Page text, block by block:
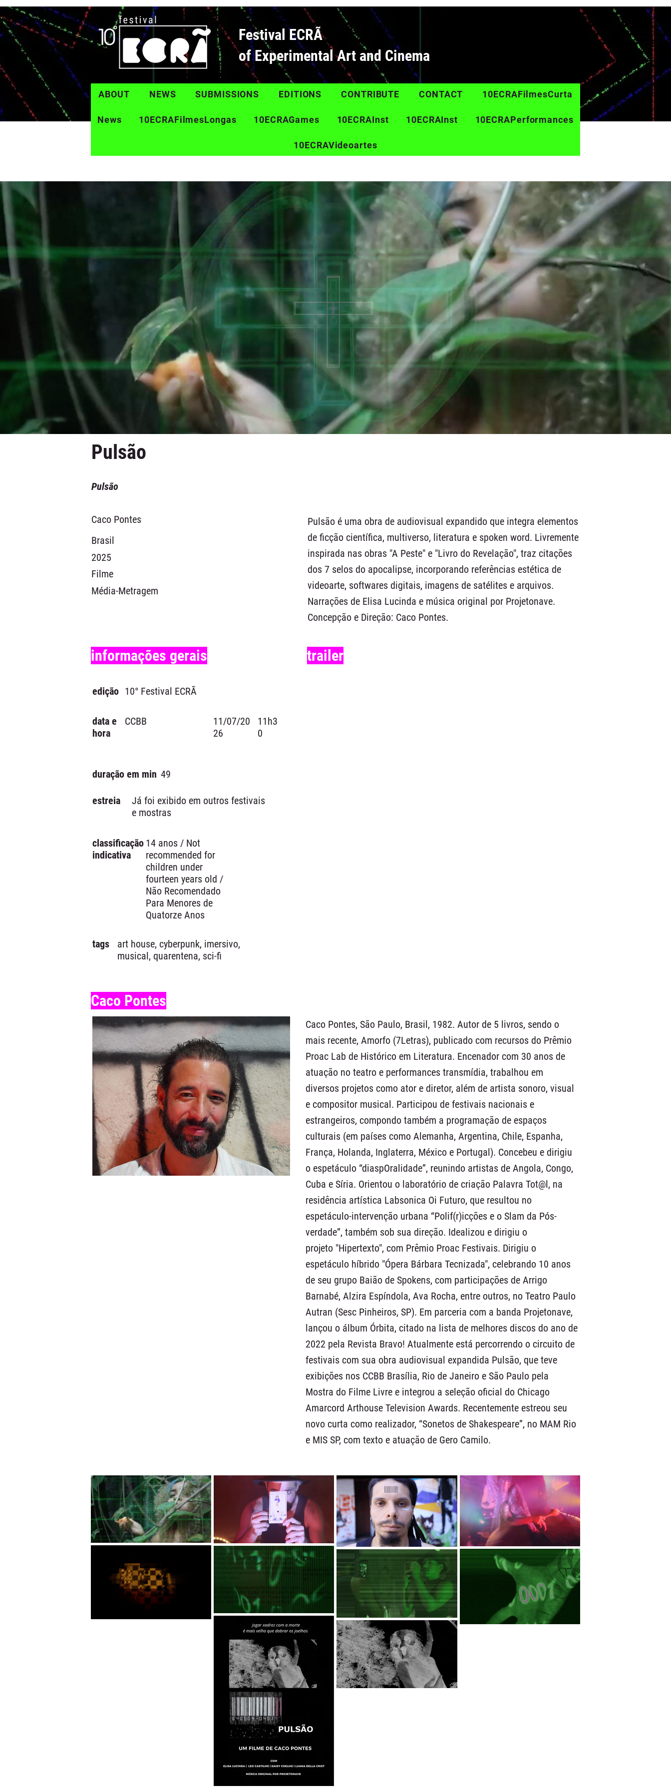
Festival ECRÃ
of Experimental Art and Cinema
ABOUT NEWS SUBMISSIONS EDITIONS CONTRIBUTE CONTACT 10ECRAFilmesCurta
News 10ECRAFilmesLongas 10ECRAGames 10ECRAInst 10ECRAInst 10ECRAPerformances
10ECRAVideoartes
Pulsão
Pulsão
Caco Pontes
Brasil
2025
Filme
Média-Metragem
Pulsão é uma obra de audiovisual expandido que integra elementos
de ficção científica, multiverso, literatura e spoken word. Livremente
inspirada nas obras "A Peste" e "Livro do Revelação", traz citações
dos 7 selos do apocalipse, incorporando referências estética de
videoarte, softwares digitais, imagens de satélites e arquivos.
Narrações de Elisa Lucinda e música original por Projetonave.
Concepção e Direção: Caco Pontes.
informações gerais
edição 10° Festival ECRÃ
data e
hora
CCBB
11/07/20
26
11h3
0
duração em min 49
estreia
Já foi exibido em outros festivais
e mostras
classificação
indicativa
14 anos / Not
recommended for
children under
fourteen years old /
Não Recomendado
Para Menores de
Quatorze Anos
tags
art house, cyberpunk, imersivo,
musical, quarentena, sci-fi
trailer
Caco Pontes
Caco Pontes, São Paulo, Brasil, 1982. Autor de 5 livros, sendo o
mais recente, Amorfo (7Letras), publicado com recursos do Prêmio
Proac Lab de Histórico em Literatura. Encenador com 30 anos de
atuação no teatro e performances transmídia, trabalhou em
diversos projetos como ator e diretor, além de artista sonoro, visual
e compositor musical. Participou de festivais nacionais e
estrangeiros, compondo também a programação de espaços
culturais (em países como Alemanha, Argentina, Chile, Espanha,
França, Holanda, Inglaterra, México e Portugal). Concebeu e dirigiu
o espetáculo “diaspOralidade”, reunindo artistas de Angola, Congo,
Cuba e Síria. Orientou o laboratório de criação Palavra Tot@l, na
residência artística Labsonica Oi Futuro, que resultou no
espetáculo-intervenção urbana “Polif(r)icções e o Slam da Pós-
verdade”, também sob sua direção. Idealizou e dirigiu o
projeto "Hipertexto", com Prêmio Proac Festivais. Dirigiu o
espetáculo híbrido "Ópera Bárbara Tecnizada", celebrando 10 anos
de seu grupo Baião de Spokens, com participações de Arrigo
Barnabé, Alzira Espíndola, Ava Rocha, entre outros, no Teatro Paulo
Autran (Sesc Pinheiros, SP). Em parceria com a banda Projetonave,
lançou o álbum Órbita, citado na lista de melhores discos do ano de
2022 pela Revista Bravo! Atualmente está percorrendo o circuito de
festivais com sua obra audiovisual expandida Pulsão, que teve
exibições nos CCBB Brasília, Rio de Janeiro e São Paulo pela
Mostra do Filme Livre e integrou a seleção oficial do Chicago
Amarcord Arthouse Television Awards. Recentemente estreou seu
novo curta como realizador, “Sonetos de Shakespeare”, no MAM Rio
e MIS SP, com texto e atuação de Gero Camilo.